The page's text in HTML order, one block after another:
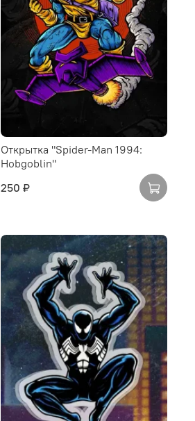
Открытка "Spider-Man 1994:
Hobgoblin"
250 ₽